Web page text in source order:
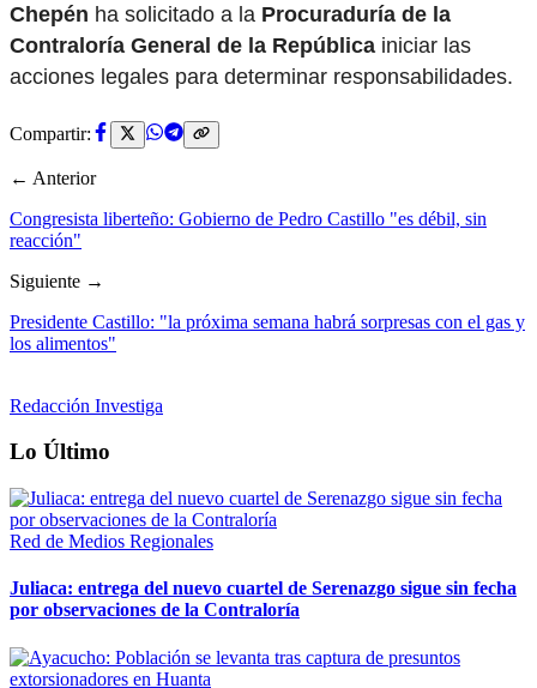
Chepén ha solicitado a la Procuraduría de la
Contraloría General de la República iniciar las
acciones legales para determinar responsabilidades.
Compartir:
← Anterior
Congresista liberteño: Gobierno de Pedro Castillo "es débil, sin
reacción"
Siguiente →
Presidente Castillo: "la próxima semana habrá sorpresas con el gas y
los alimentos"
Redacción Investiga
Lo Último
Red de Medios Regionales
Juliaca: entrega del nuevo cuartel de Serenazgo sigue sin fecha
por observaciones de la Contraloría